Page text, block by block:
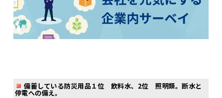
備蓄している防災用品１位 飲料水、2位 照明類。断水と
停電への備え。